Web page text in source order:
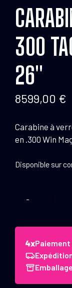
300
26″
8599,00 €
Carabine à
en .300 Win
Disponible sur